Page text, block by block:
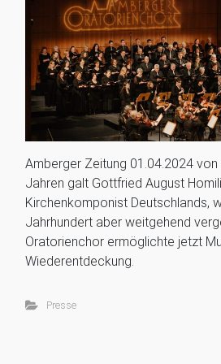
Amberger Zeitung 01.04.2024
Jahren galt Gottfried August
Kirchenkomponist Deutschlands,
Jahrhundert aber weitgehend
Oratorienchor ermöglichte jetzt
Wiederentdeckung.
Presse